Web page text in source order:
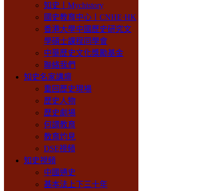
知史丨Mychistory
國史教育中心丨CNHE·HK
香港大學中國歷史研究文
學碩士課程同學會
中華歷史文化獎勵基金
聯絡我們
知史名家講壇
重回歷史現場
歷史人物
歷史劇場
何謂教育
教育灼見
DSE視頻
知史視頻
中國通史
基本法上下三十年